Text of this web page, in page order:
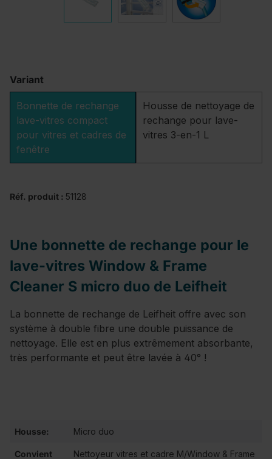
Variant
Bonnette de rechange
lave-vitres compact
pour vitres et cadres de
fenêtre
Housse de nettoyage de
rechange pour lave-
vitres 3-en-1 L
Réf. produit : 51128
Une bonnette de rechange pour le
lave-vitres Window & Frame
Cleaner S micro duo de Leifheit
La bonnette de rechange de Leifheit offre avec son
système à double fibre une double puissance de
nettoyage. Elle est en plus extrêmement absorbante,
très performante et peut être lavée à 40° !
Housse: Micro duo
Convient
Nettoyeur vitres et cadre M/Window & Frame